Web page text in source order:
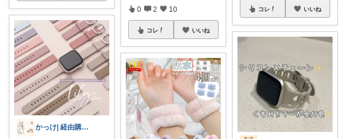
かっけ| 経由購入 | 経由購入感謝 |
0 2 10
コレ いいね
コレ いいね